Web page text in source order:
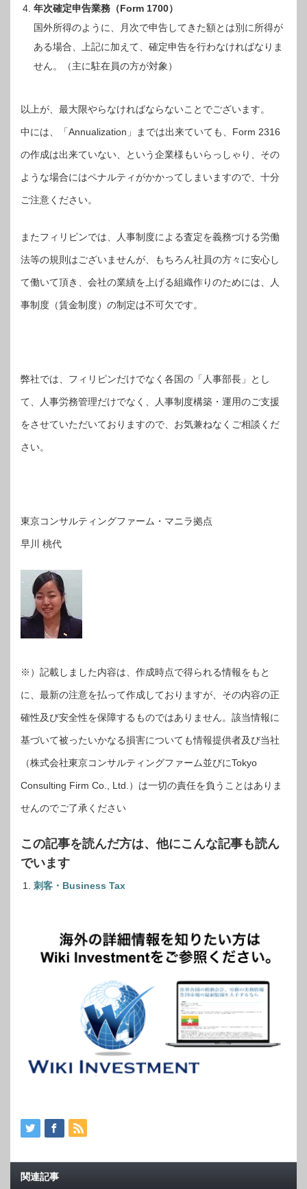
年次確定申告業務（Form 1700）
国外所得のように、月次で申告してきた額とは別に所得が
ある場合、上記に加えて、確定申告を行わなければなりま
せん。（主に駐在員の方が対象）
以上が、最大限やらなければならないことでございます。
中には、「Annualization」までは出来ていても、Form 2316
の作成は出来ていない、という企業様もいらっしゃり、その
ような場合にはペナルティがかかってしまいますので、十分
ご注意ください。
またフィリピンでは、人事制度による査定を義務づける労働
法等の規則はございませんが、もちろん社員の方々に安心し
て働いて頂き、会社の業績を上げる組織作りのためには、人
事制度（賃金制度）の制定は不可欠です。
弊社では、フィリピンだけでなく各国の「人事部長」とし
て、人事労務管理だけでなく、人事制度構築・運用のご支援
をさせていただいておりますので、お気兼ねなくご相談くだ
さい。
東京コンサルティングファーム・マニラ拠点
早川 桃代
※）記載しました内容は、作成時点で得られる情報をもと
に、最新の注意を払って作成しておりますが、その内容の正
確性及び安全性を保障するものではありません。該当情報に
基づいて被ったいかなる損害についても情報提供者及び当社
（株式会社東京コンサルティングファーム並びにTokyo
Consulting Firm Co., Ltd.）は一切の責任を負うことはありま
せんのでご了承ください
この記事を読んだ方は、他にこんな記事も読ん
でいます
刺客・Business Tax
関連記事